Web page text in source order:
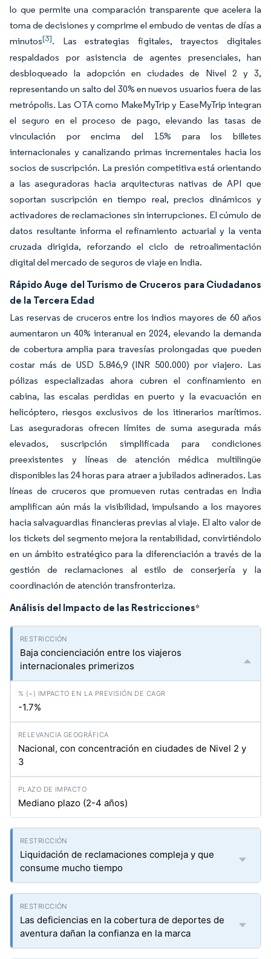
lo que permite una comparación transparente que acelera la
toma de decisiones y comprime el embudo de ventas de días a
minutos[3]. Las estrategias figitales, trayectos digitales
respaldados por asistencia de agentes presenciales, han
desbloqueado la adopción en ciudades de Nivel 2 y 3,
representando un salto del 30% en nuevos usuarios fuera de las
metrópolis. Las OTA como MakeMyTrip y EaseMyTrip integran
el seguro en el proceso de pago, elevando las tasas de
vinculación por encima del 15% para los billetes
internacionales y canalizando primas incrementales hacia los
socios de suscripción. La presión competitiva está orientando
a las aseguradoras hacia arquitecturas nativas de API que
soportan suscripción en tiempo real, precios dinámicos y
activadores de reclamaciones sin interrupciones. El cúmulo de
datos resultante informa el refinamiento actuarial y la venta
cruzada dirigida, reforzando el ciclo de retroalimentación
digital del mercado de seguros de viaje en India.
Rápido Auge del Turismo de Cruceros para Ciudadanos
de la Tercera Edad
Las reservas de cruceros entre los indios mayores de 60 años
aumentaron un 40% interanual en 2024, elevando la demanda
de cobertura amplia para travesías prolongadas que pueden
costar más de USD 5.846,9 (INR 500.000) por viajero. Las
pólizas especializadas ahora cubren el confinamiento en
cabina, las escalas perdidas en puerto y la evacuación en
helicóptero, riesgos exclusivos de los itinerarios marítimos.
Las aseguradoras ofrecen límites de suma asegurada más
elevados, suscripción simplificada para condiciones
preexistentes y líneas de atención médica multilingüe
disponibles las 24 horas para atraer a jubilados adinerados. Las
líneas de cruceros que promueven rutas centradas en India
amplifican aún más la visibilidad, impulsando a los mayores
hacia salvaguardias financieras previas al viaje. El alto valor de
los tickets del segmento mejora la rentabilidad, convirtiéndolo
en un ámbito estratégico para la diferenciación a través de la
gestión de reclamaciones al estilo de conserjería y la
coordinación de atención transfronteriza.
Análisis del Impacto de las Restricciones*
Baja concienciación entre los viajeros
internacionales primerizos
-1.7%
Nacional, con concentración en ciudades de Nivel 2 y
3
Mediano plazo (2-4 años)
Liquidación de reclamaciones compleja y que
consume mucho tiempo
Las deficiencias en la cobertura de deportes de
aventura dañan la confianza en la marca